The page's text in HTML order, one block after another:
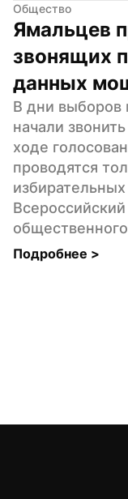
Общество
Ямальцев
звонящих
данных
В дни выборов
начали
ходе
проводятся
Подробнее >